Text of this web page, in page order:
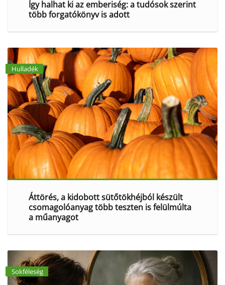
Így halhat ki az emberiség: a tudósok szerint
több forgatókönyv is adott
Hulladék
Áttörés, a kidobott sütőtökhéjból készült
csomagolóanyag több teszten is felülmúlta
a műanyagot
Sokféleség